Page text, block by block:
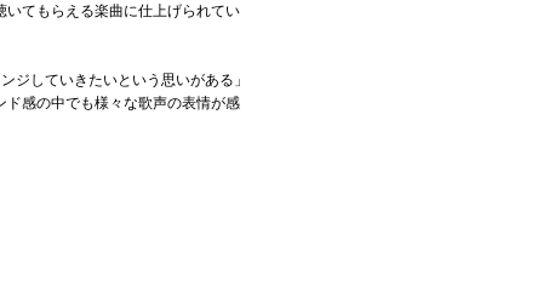
てもらえる楽曲に仕上げられてい
ジしていきたいという思いがある」
感の中でも様々な歌声の表情が感